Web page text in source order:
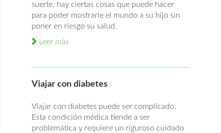
suerte, hay ciertas cosas que puede hacer
para poder mostrarle el mundo a su hijo sin
poner en riesgo su salud.
Leer más
Viajar con diabetes
Viajar con diabetes puede ser complicado.
Esta condición médica tiende a ser
problemática y requiere un riguroso cuidado